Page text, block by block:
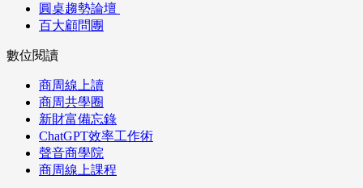
圓桌趨勢論壇
百大顧問團
數位閱讀
商周線上讀
商周共學圈
新財富備忘錄
ChatGPT效率工作術
聲音商學院
商周線上課程